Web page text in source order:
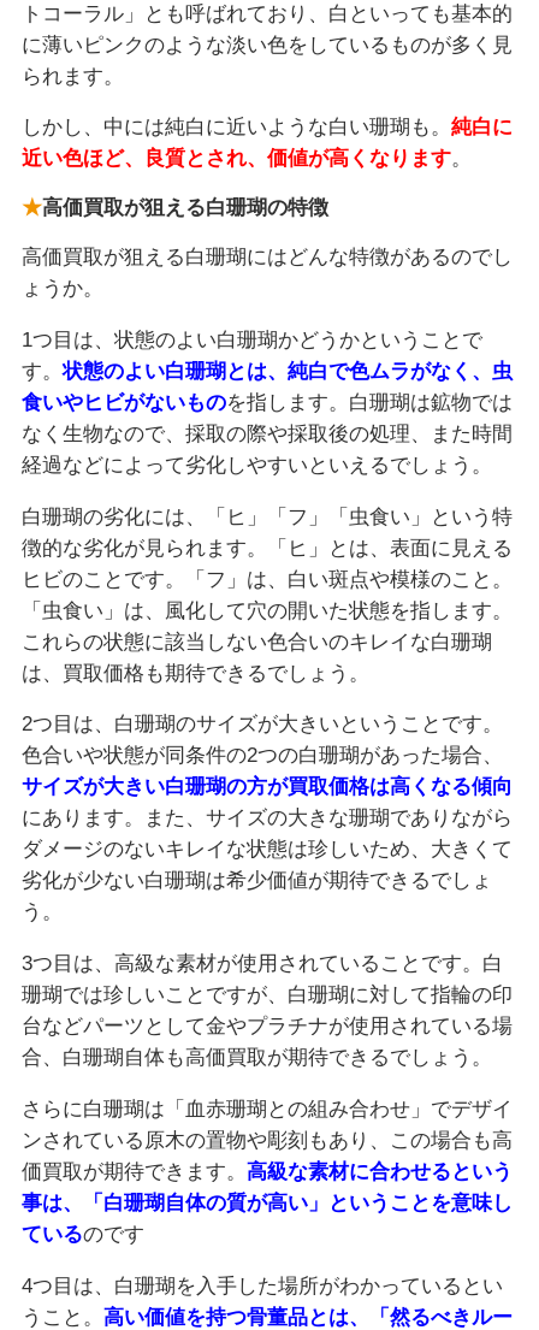
トコーラル」とも呼ばれており、白といっても基本的
に薄いピンクのような淡い色をしているものが多く見
られます。
しかし、中には純白に近いような白い珊瑚も。 純白に
近い色ほど、良質とされ、価値が高くなります。
高価買取が狙える白珊瑚の特徴
高価買取が狙える白珊瑚にはどんな特徴があるのでし
ょうか。
1つ目は、状態のよい白珊瑚かどうかということで
す。状態のよい白珊瑚とは、純白で色ムラがなく、虫
食いやヒビがないものを指します。白珊瑚は鉱物では
なく生物なので、採取の際や採取後の処理、また時間
経過などによって劣化しやすいといえるでしょう。
白珊瑚の劣化には、「ヒ」「フ」「虫食い」という特
徴的な劣化が見られます。「ヒ」とは、表面に見える
ヒビのことです。「フ」は、白い斑点や模様のこと。
「虫食い」は、風化して穴の開いた状態を指します。
これらの状態に該当しない色合いのキレイな白珊瑚
は、買取価格も期待できるでしょう。
2つ目は、白珊瑚のサイズが大きいということです。
色合いや状態が同条件の2つの白珊瑚があった場合、
サイズが大きい白珊瑚の方が買取価格は高くなる傾向
にあります。また、サイズの大きな珊瑚でありながら
ダメージのないキレイな状態は珍しいため、大きくて
劣化が少ない白珊瑚は希少価値が期待できるでしょ
う。
3つ目は、高級な素材が使用されていることです。白
珊瑚では珍しいことですが、白珊瑚に対して指輪の印
台などパーツとして金やプラチナが使用されている場
合、白珊瑚自体も高価買取が期待できるでしょう。
さらに白珊瑚は「血赤珊瑚との組み合わせ」でデザイ
ンされている原木の置物や彫刻もあり、この場合も高
価買取が期待できます。 高級な素材に合わせるという
事は、「白珊瑚自体の質が高い」ということを意味し
ているのです
4つ目は、白珊瑚を入手した場所がわかっているとい
うこと。 高い価値を持つ骨董品とは、「然るべきルー